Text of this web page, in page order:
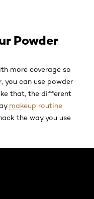
Powder
more coverage so
you can use powder
that, the different
makeup routine
the way you use